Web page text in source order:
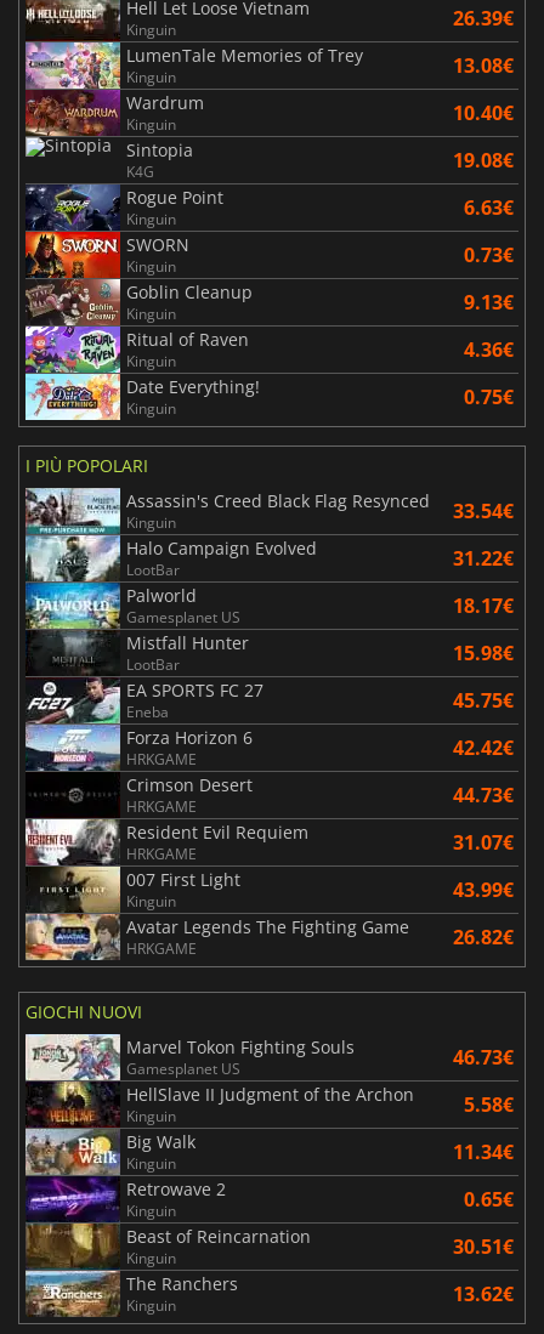
Hell Let Loose Vietnam
Kinguin 26.39€
LumenTale Memories of Trey
Kinguin 13.08€
Wardrum
Kinguin 10.40€
Sintopia
K4G 19.08€
Rogue Point
Kinguin 6.63€
SWORN
Kinguin 0.73€
Goblin Cleanup
Kinguin 9.13€
Ritual of Raven
Kinguin 4.36€
Date Everything!
Kinguin 0.75€
I PIÙ POPOLARI
Assassin's Creed Black Flag Resynced
Kinguin 33.54€
Halo Campaign Evolved
LootBar 31.22€
Palworld
Gamesplanet US 18.17€
Mistfall Hunter
LootBar 15.98€
EA SPORTS FC 27
Eneba 45.75€
Forza Horizon 6
HRKGAME 42.42€
Crimson Desert
HRKGAME 44.73€
Resident Evil Requiem
HRKGAME 31.07€
007 First Light
Kinguin 43.99€
Avatar Legends The Fighting Game
HRKGAME 26.82€
GIOCHI NUOVI
Marvel Tokon Fighting Souls
Gamesplanet US 46.73€
HellSlave II Judgment of the Archon
Kinguin 5.58€
Big Walk
Kinguin 11.34€
Retrowave 2
Kinguin 0.65€
Beast of Reincarnation
Kinguin 30.51€
The Ranchers
Kinguin 13.62€